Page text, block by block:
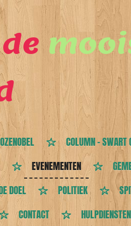
de
COLUMN - SWART
EVENEMENTEN
DOEL POLITIEK
CONTACT
HULPDIENSTEN